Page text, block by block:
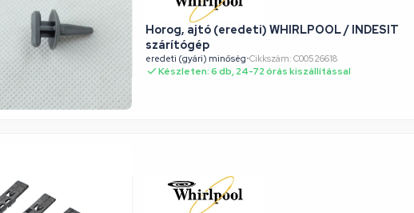
Horog, ajtó (eredeti) WHIRLPOOL / INDESIT
szárítógép
eredeti (gyári) minőség•Cikkszám: C00526618
Készleten: 6 db, 24-72 órás kiszállítással